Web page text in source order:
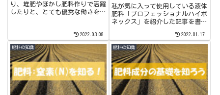
り、堆肥やぼかし肥料作りで活躍
したりと、とても優秀な働きをす
2022.03.08
私が気に入って使用している液体
肥料「プロフェッショナルハイポ
ネックス」を紹介した記事を書き
2022.01.17
肥料の知識 肥料の知識